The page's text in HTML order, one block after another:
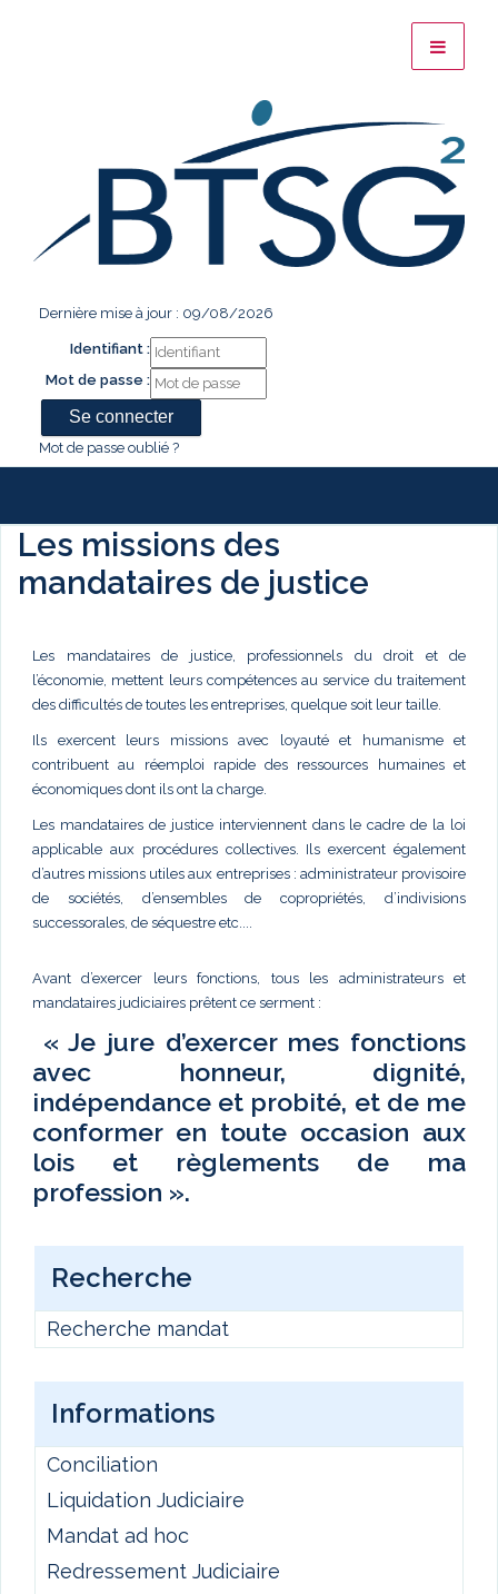
Dernière mise à jour : 09/08/2026
Identifiant :
Mot de passe :
Mot de passe oublié ?
Les missions des
mandataires de justice
Les mandataires de justice, professionnels du droit et de
l’économie, mettent leurs compétences au service du traitement
des difficultés de toutes les entreprises, quelque soit leur taille.
Ils exercent leurs missions avec loyauté et humanisme et
contribuent au réemploi rapide des ressources humaines et
économiques dont ils ont la charge.
Les mandataires de justice interviennent dans le cadre de la loi
applicable aux procédures collectives. Ils exercent également
d’autres missions utiles aux entreprises : administrateur provisoire
de sociétés, d’ensembles de copropriétés, d’indivisions
successorales, de séquestre etc....
Avant d’exercer leurs fonctions, tous les administrateurs et
mandataires judiciaires prêtent ce serment :
« Je jure d’exercer mes fonctions
avec honneur, dignité,
indépendance et probité, et de me
conformer en toute occasion aux
lois et règlements de ma
profession ».
Recherche
Recherche mandat
Informations
Conciliation
Liquidation Judiciaire
Mandat ad hoc
Redressement Judiciaire